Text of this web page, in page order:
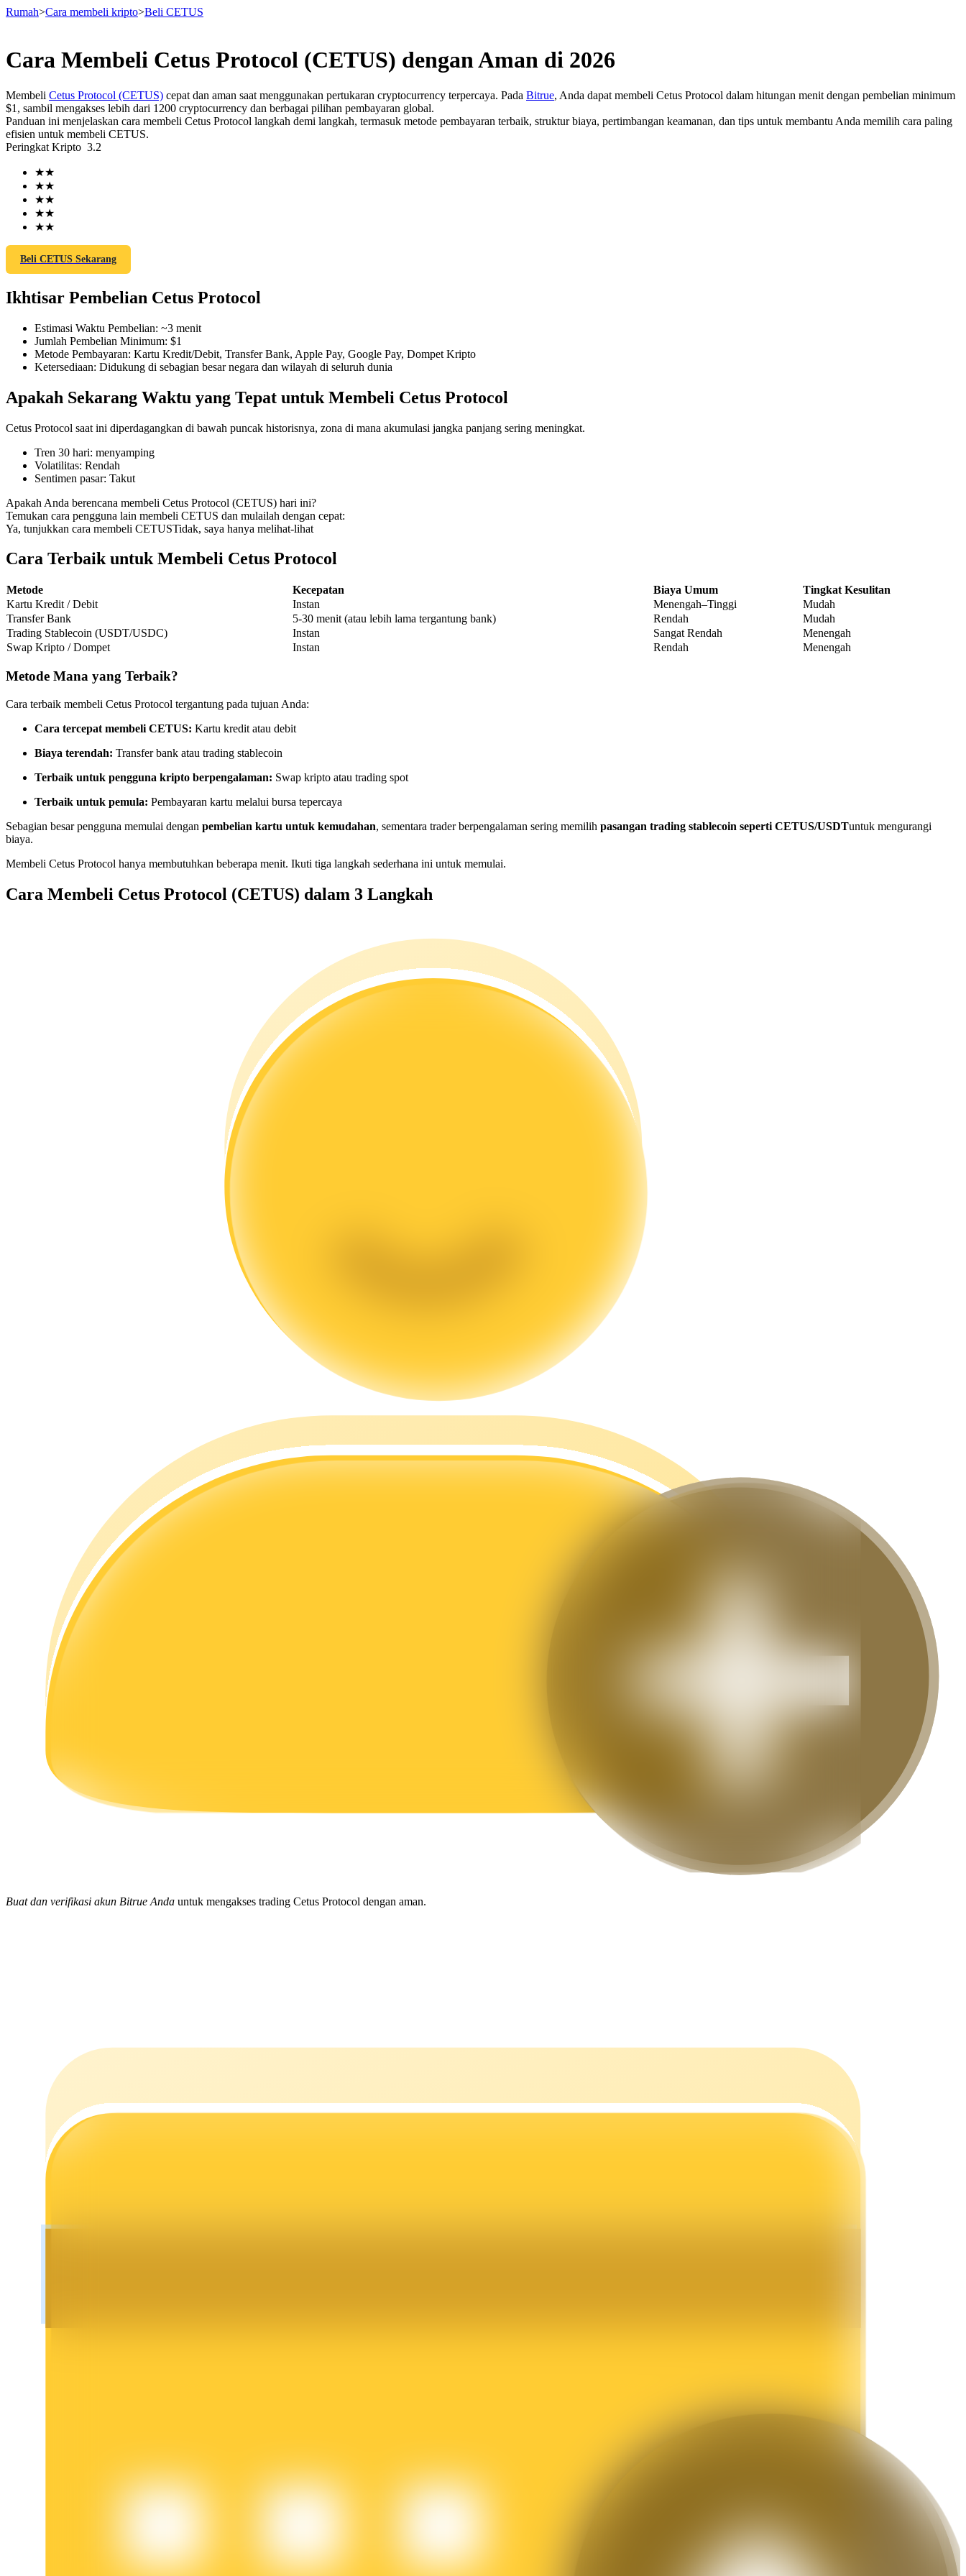
Berjangka
USDT Berjangka
TradFi
Derivatif saham, forex, logam mulia, dan komoditas
USDC Berjangka
Copy Trading
Bergabunglah dengan pedagang top
Nikmati pembagian keuntungan dan komisi copy trading
Analisis data besar termasuk info perdagangan, dll.
Pelajari cara untuk tetap menghasilkan keuntungan
Menghasilkan
Babi Kekuatan
Dapatkan imbalan kompetitif setiap hari
Launchpool
Staking fleksibel untuk mendapatkan token populer
Investasi eksklusif untuk pemegang BTR
Rumah>Cara membeli kripto>Beli CETUS
Cara Membeli Cetus Protocol (CETUS) dengan Aman di 2026
Membeli Cetus Protocol (CETUS) cepat dan aman saat menggunakan pertukaran cryptocurrency terpercaya. Pada Bitrue, Anda dapat membeli Cetus Protocol dalam hitungan menit dengan pembelian minimum
$1, sambil mengakses lebih dari 1200 cryptocurrency dan berbagai pilihan pembayaran global.
Panduan ini menjelaskan cara membeli Cetus Protocol langkah demi langkah, termasuk metode pembayaran terbaik, struktur biaya, pertimbangan keamanan, dan tips untuk membantu Anda memilih cara paling
efisien untuk membeli CETUS.
Peringkat Kripto 3.2
★★
★★
★★
★★
★★
Beli CETUS Sekarang
Ikhtisar Pembelian Cetus Protocol
Estimasi Waktu Pembelian: ~3 menit
Jumlah Pembelian Minimum: $1
Metode Pembayaran: Kartu Kredit/Debit, Transfer Bank, Apple Pay, Google Pay, Dompet Kripto
Ketersediaan: Didukung di sebagian besar negara dan wilayah di seluruh dunia
Apakah Sekarang Waktu yang Tepat untuk Membeli Cetus Protocol
Cetus Protocol saat ini diperdagangkan di bawah puncak historisnya, zona di mana akumulasi jangka panjang sering meningkat.
Tren 30 hari: menyamping
Volatilitas: Rendah
Sentimen pasar: Takut
Apakah Anda berencana membeli Cetus Protocol (CETUS) hari ini?
Temukan cara pengguna lain membeli CETUS dan mulailah dengan cepat:
Ya, tunjukkan cara membeli CETUSTidak, saya hanya melihat-lihat
Cara Terbaik untuk Membeli Cetus Protocol
Metode Kecepatan Biaya Umum
Tingkat Kesulitan
Kartu Kredit / Debit
Instan Menengah–Tinggi
Mudah
Transfer Bank
5-30 menit (atau lebih lama tergantung bank) Rendah
Mudah
Trading Stablecoin (USDT/USDC)
Instan Sangat Rendah
Menengah
Swap Kripto / Dompet
Instan Rendah Menengah
Metode Mana yang Terbaik?
Cara terbaik membeli Cetus Protocol tergantung pada tujuan Anda:
Cara tercepat membeli CETUS: Kartu kredit atau debit
Biaya terendah: Transfer bank atau trading stablecoin
Terbaik untuk pengguna kripto berpengalaman: Swap kripto atau trading spot
Terbaik untuk pemula: Pembayaran kartu melalui bursa tepercaya
Sebagian besar pengguna memulai dengan pembelian kartu untuk kemudahan, sementara trader berpengalaman sering memilih pasangan trading stablecoin seperti CETUS/USDTuntuk mengurangi
biaya.
Membeli Cetus Protocol hanya membutuhkan beberapa menit. Ikuti tiga langkah sederhana ini untuk memulai.
Cara Membeli Cetus Protocol (CETUS) dalam 3 Langkah
Buat dan verifikasi akun Bitrue Anda untuk mengakses trading Cetus Protocol dengan aman.